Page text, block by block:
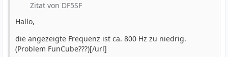
Zitat von DF5SF
Hallo,
die angezeigte Frequenz ist ca. 800 Hz zu niedrig.
(Problem FunCube???)[/url]